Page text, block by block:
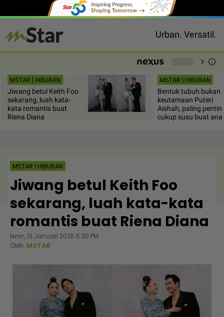
Urban. Versatil.
chevron_right info
MSTAR | HIBURAN
Jiwang betul Keith Foo
sekarang, luah kata-
kata romantis buat
Riena Diana
MSTAR | HIBURAN
Bentuk tubuh bukan
keutamaan Puteri
Aishah, paling
cukup susu buat
MSTAR | HIBURAN
Jiwang betul Keith Foo
sekarang, luah kata-kata
romantis buat Riena Diana
Isnin, 13 Januari 2025 5:30 PM
Oleh: MSTAR